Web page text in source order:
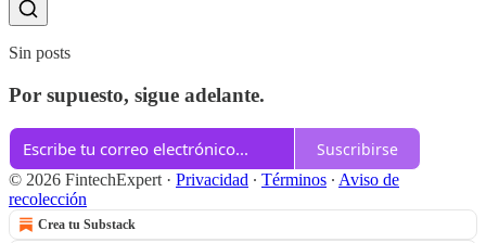
Sin posts
Por supuesto, sigue adelante.
Suscribirse
© 2026 FintechExpert · Privacidad ∙ Términos ∙ Aviso de
recolección
Crea tu Substack